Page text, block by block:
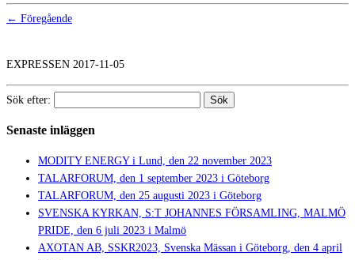
← Föregående
EXPRESSEN 2017-11-05
Sök efter:
Senaste inläggen
MODITY ENERGY i Lund, den 22 november 2023
TALARFORUM, den 1 september 2023 i Göteborg
TALARFORUM, den 25 augusti 2023 i Göteborg
SVENSKA KYRKAN, S:T JOHANNES FÖRSAMLING, MALMÖ
PRIDE, den 6 juli 2023 i Malmö
AXOTAN AB, SSKR2023, Svenska Mässan i Göteborg, den 4 april